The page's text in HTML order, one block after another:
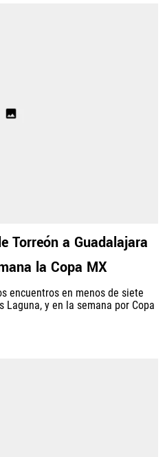
Torreón a Guadalajara
la Copa MX
encuentros en menos de siete
y en la semana por Copa